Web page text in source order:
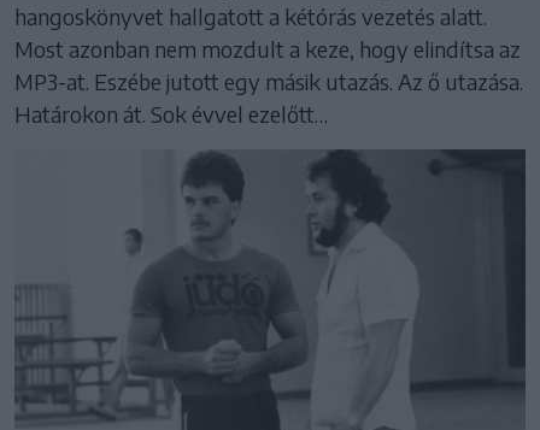
hangoskönyvet hallgatott a kétórás vezetés alatt.
Most azonban nem mozdult a keze, hogy elindítsa az
MP3-at. Eszébe jutott egy másik utazás. Az ő utazása.
Határokon át. Sok évvel ezelőtt…